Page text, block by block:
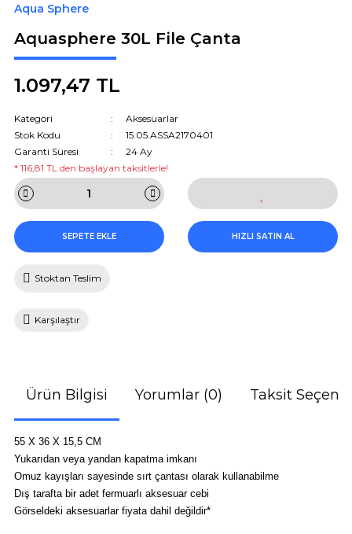
Aqua Sphere
Aquasphere 30L File Çanta
1.097,47 TL
Kategori
Aksesuarlar
Stok Kodu
15.05.ASSA2170401
Garanti Süresi
24 Ay
* 116,81 TL den başlayan taksitlerle!
SEPETE EKLE HIZLI SATIN AL
Stoktan Teslim
Karşılaştır
Ürün Bilgisi Yorumlar (0) Taksit
55 X 36 X 15,5 CM
Yukarıdan veya yandan kapatma imkanı
Omuz kayışları sayesinde sırt çantası olarak kullanabilme
Dış tarafta bir adet fermuarlı aksesuar cebi
Görseldeki aksesuarlar fiyata dahil değildir*